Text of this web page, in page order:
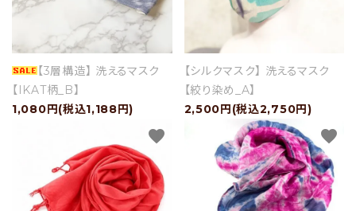
【3層構造】 洗えるマスク
【IKAT柄_B】
1,080円(税込1,188円)
【シルクマスク】 洗えるマスク
【絞り染め_A】
2,500円(税込2,750円)
favorite favorite